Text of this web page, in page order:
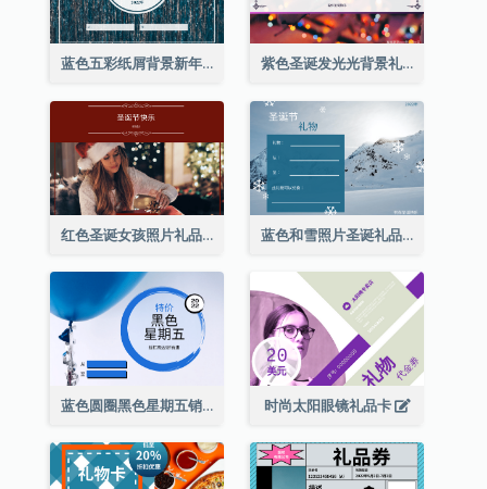
蓝色五彩纸屑背景新年销售礼品卡 紫色圣诞发光光背景礼品卡
红色圣诞女孩照片礼品卡 蓝色和雪照片圣诞礼品卡
蓝色圆圈黑色星期五销售礼品卡 时尚太阳眼镜礼品卡